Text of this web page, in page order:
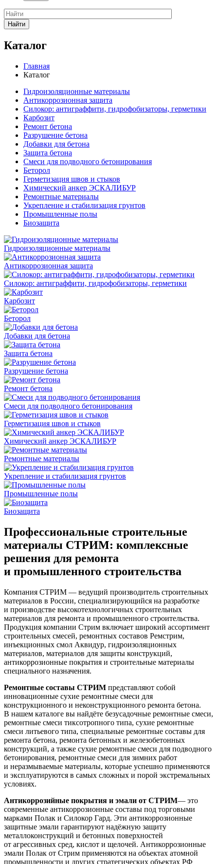
Найти
Каталог
Главная
Каталог
Гидроизоляционные материалы
Антикоррозионная защита
Силокор: антиграффити, гидрофобизаторы, герметики
Карбозит
Ремонт бетона
Разрушение бетона
Добавки для бетона
Защита бетона
Смеси для подводного бетонирования
Беторол
Герметизация швов и стыков
Химический анкер ЭСКАЛИБУР
Ремонтные материалы
Укрепление и стабилизация грунтов
Промышленные полы
Биозащита
Гидроизоляционные материалы
Антикоррозионная защита
Силокор: антиграффити, гидрофобизаторы, герметики
Карбозит
Беторол
Добавки для бетона
Защита бетона
Разрушение бетона
Ремонт бетона
Смеси для подводного бетонирования
Герметизация швов и стыков
Химический анкер ЭСКАЛИБУР
Ремонтные материалы
Укрепление и стабилизация грунтов
Промышленные полы
Биозащита
Профессиональные строительные
материалы СТРИМ: комплексные
решения для ремонта
и промышленного строительства
Компания СТРИМ — ведущий производитель строительных
материалов в России, специализирующийся на разработке
и производстве высокотехнологичных строительных
материалов для ремонта и промышленного строительства.
Продукция компании Стрим включает широкий ассортимент
строительных смесей, ремонтных составов Ремстрим,
инъекционных смол Аквидур, гидроизоляционных
материалов, материалов для защиты конструкций,
антикоррозионные покрытия и строительные материалы
специального назначения.
Ремонтные составы СТРИМ представляют собой
инновационные сухие ремонтные смеси для
конструкционного и неконструкционного ремонта бетона.
В нашем каталоге вы найдёте безусадочные ремонтные смеси,
ремонтные смеси тиксотропного типа, сухие ремонтные
смеси литьевого типа, специальные ремонтные составы для
ремонта бетона, ремонта бетонных и железобетонных
конструкций, а также сухие ремонтные смеси для подводного
бетонирования, ремонтные смеси для зимних работ
и неразмываемые материалы, которые успешно применяются
и эксплуатируются в самых сложных и порой экстремальных
условиях.
Антикоррозийные покрытия и эмали от СТРИМ— это
современные антикоррозионные составы под торговыми
марками Полак и Силокор Гард. Эти антикоррозионные
защитные эмали гарантируют надёжную защиту
металлоконструкций и бетонных поверхностей
от агрессивных сред, кислот и щелочей. Антикоррозионные
эмали Полак от Стрим применяются на объектах атомной
промышленности и других стратегических объектах РФ